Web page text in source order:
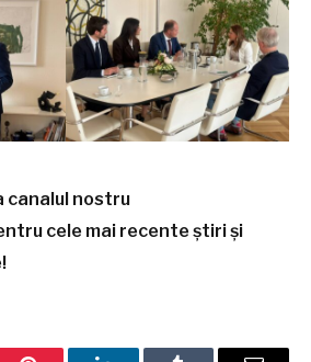
canalul nostru
cele mai recente știri și